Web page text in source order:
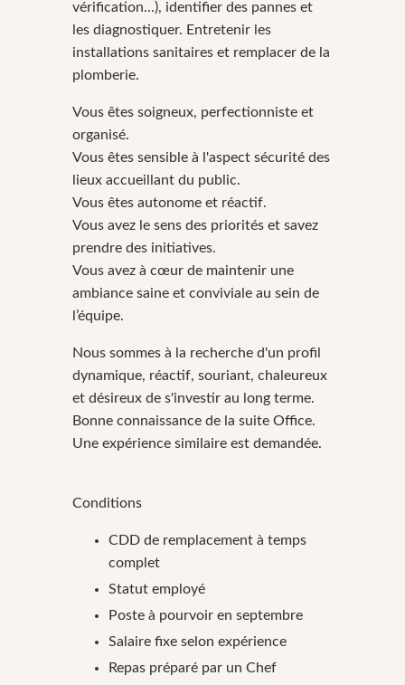
vérification...), identifier des pannes et
les diagnostiquer. Entretenir les
installations sanitaires et remplacer de la
plomberie.
Vous êtes soigneux, perfectionniste et
organisé.
Vous êtes sensible à l'aspect sécurité des
lieux accueillant du public.
Vous êtes autonome et réactif.
Vous avez le sens des priorités et savez
prendre des initiatives.
Vous avez à cœur de maintenir une
ambiance saine et conviviale au sein de
l’équipe.
Nous sommes à la recherche d'un profil
dynamique, réactif, souriant, chaleureux
et désireux de s'investir au long terme.
Bonne connaissance de la suite Office.
Une expérience similaire est demandée.
Conditions
CDD de remplacement à temps
complet
Statut employé
Poste à pourvoir en septembre
Salaire fixe selon expérience
Repas préparé par un Chef